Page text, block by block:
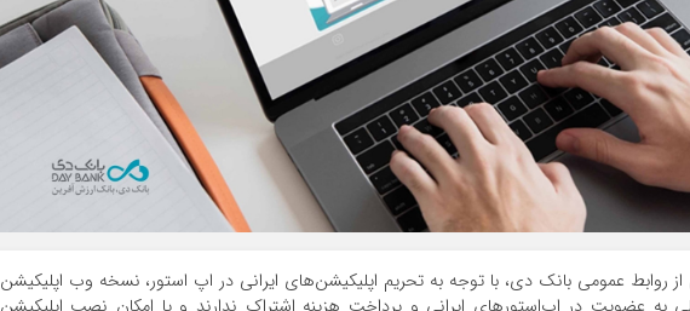
از روابط‌ عمومی بانک دی، با توجه به تحریم اپلیکیشن‌های ایرانی در اپ استور، نسخه وب اپلیکیشن
حقوق تیر بازنشستگان تمدید خودکار بیمه سلامت دهک‌های اقتصادی ۱ تا ۵ تهران